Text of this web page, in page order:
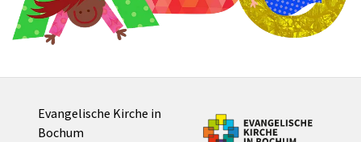
Evangelische Kirche in
Bochum